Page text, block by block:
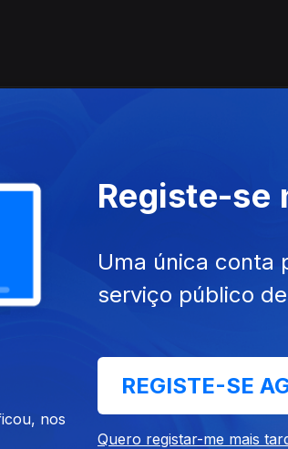
nos
Registe-se
Uma única conta
serviço público
REGISTE-SE
Quero registar-me mais